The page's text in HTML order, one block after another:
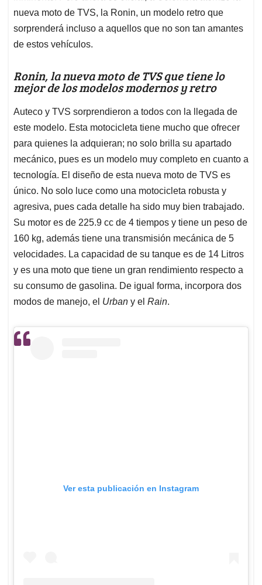
nueva moto de TVS, la Ronin, un modelo retro que
sorprenderá incluso a aquellos que no son tan amantes
de estos vehículos.
Ronin, la nueva moto de TVS que tiene lo
mejor de los modelos modernos y retro
Auteco y TVS sorprendieron a todos con la llegada de
este modelo. Esta motocicleta tiene mucho que ofrecer
para quienes la adquieran; no solo brilla su apartado
mecánico, pues es un modelo muy completo en cuanto a
tecnología. El diseño de esta nueva moto de TVS es
único. No solo luce como una motocicleta robusta y
agresiva, pues cada detalle ha sido muy bien trabajado.
Su motor es de 225.9 cc de 4 tiempos y tiene un peso de
160 kg, además tiene una transmisión mecánica de 5
velocidades. La capacidad de su tanque es de 14 Litros
y es una moto que tiene un gran rendimiento respecto a
su consumo de gasolina. De igual forma, incorpora dos
modos de manejo, el Urban y el Rain.
Ver esta publicación en Instagram